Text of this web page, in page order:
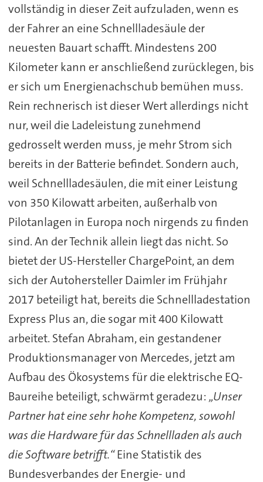
vollständig in dieser Zeit aufzuladen, wenn es
der Fahrer an eine Schnellladesäule der
neuesten Bauart schafft. Mindestens 200
Kilometer kann er anschließend zurücklegen, bis
er sich um Energienachschub bemühen muss.
Rein rechnerisch ist dieser Wert allerdings nicht
nur, weil die Ladeleistung zunehmend
gedrosselt werden muss, je mehr Strom sich
bereits in der Batterie befindet. Sondern auch,
weil Schnellladesäulen, die mit einer Leistung
von 350 Kilowatt arbeiten, außerhalb von
Pilotanlagen in Europa noch nirgends zu finden
sind. An der Technik allein liegt das nicht. So
bietet der US-Hersteller ChargePoint, an dem
sich der Autohersteller Daimler im Frühjahr
2017 beteiligt hat, bereits die Schnellladestation
Express Plus an, die sogar mit 400 Kilowatt
arbeitet. Stefan Abraham, ein gestandener
Produktionsmanager von Mercedes, jetzt am
Aufbau des Ökosystems für die elektrische EQ-
Baureihe beteiligt, schwärmt geradezu: „Unser
Partner hat eine sehr hohe Kompetenz, sowohl
was die Hardware für das Schnellladen als auch
die Software betrifft.“Eine Statistik des
Bundesverbandes der Energie- und